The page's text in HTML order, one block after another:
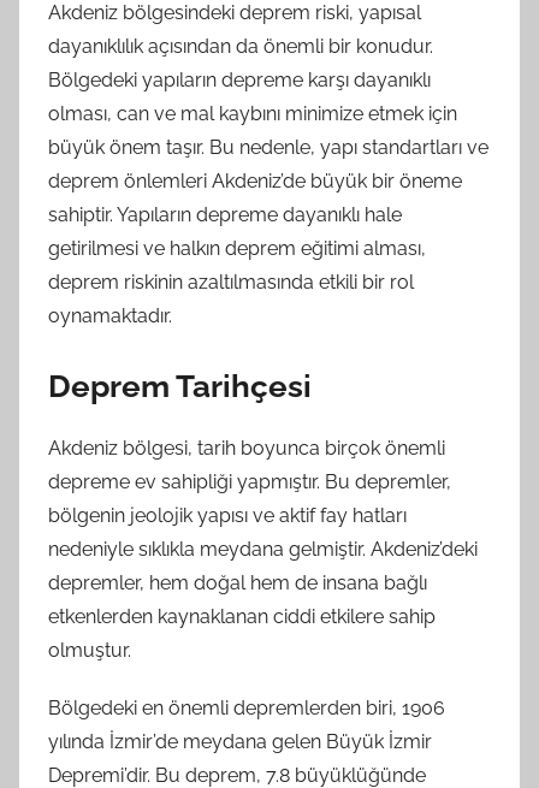
Akdeniz bölgesindeki deprem riski, yapısal
dayanıklılık açısından da önemli bir konudur.
Bölgedeki yapıların depreme karşı dayanıklı
olması, can ve mal kaybını minimize etmek için
büyük önem taşır. Bu nedenle, yapı standartları ve
deprem önlemleri Akdeniz’de büyük bir öneme
sahiptir. Yapıların depreme dayanıklı hale
getirilmesi ve halkın deprem eğitimi alması,
deprem riskinin azaltılmasında etkili bir rol
oynamaktadır.
Deprem Tarihçesi
Akdeniz bölgesi, tarih boyunca birçok önemli
depreme ev sahipliği yapmıştır. Bu depremler,
bölgenin jeolojik yapısı ve aktif fay hatları
nedeniyle sıklıkla meydana gelmiştir. Akdeniz’deki
depremler, hem doğal hem de insana bağlı
etkenlerden kaynaklanan ciddi etkilere sahip
olmuştur.
Bölgedeki en önemli depremlerden biri, 1906
yılında İzmir’de meydana gelen Büyük İzmir
Depremi’dir. Bu deprem, 7.8 büyüklüğünde